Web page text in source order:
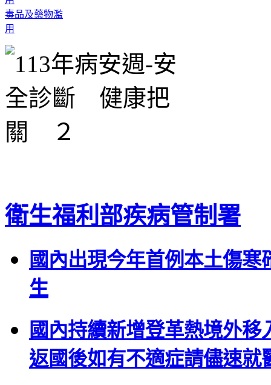
毒品及藥物濫
用
衛生福利部疾病管制署
國內出現今年首例本土傷
生
國內持續新增登革熱境外
返國後如有不適症請儘速就